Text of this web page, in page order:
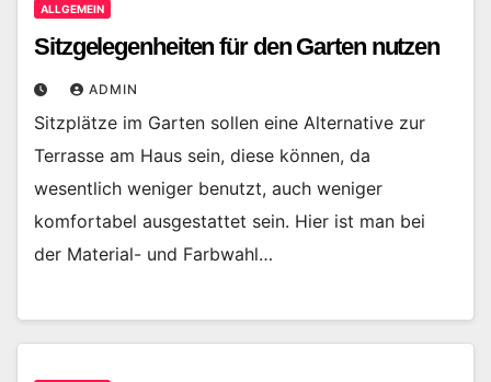
ALLGEMEIN
Sitzgelegenheiten für den Garten nutzen
ADMIN
Sitzplätze im Garten sollen eine Alternative zur
Terrasse am Haus sein, diese können, da
wesentlich weniger benutzt, auch weniger
komfortabel ausgestattet sein. Hier ist man bei
der Material- und Farbwahl…